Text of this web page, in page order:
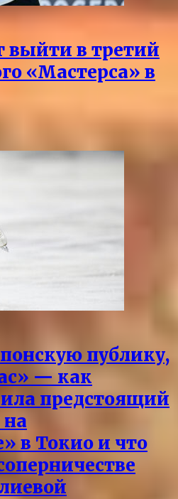
выйти в третий
«Мастерса» в
публику,
— как
предстоящий
на
в Токио и что